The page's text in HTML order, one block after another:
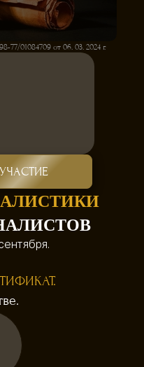
77/01084709 от 06. 03. 2024 г.